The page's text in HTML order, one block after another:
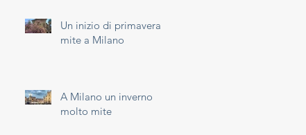
Un inizio di primavera
mite a Milano
A Milano un inverno
molto mite